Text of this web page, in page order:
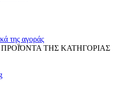
της αγοράς
ΤΗΣ ΚΑΤΗΓΟΡΙΑΣ